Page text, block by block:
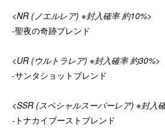
<NR (ノエルレア) ※封入確率 約10%>
-聖夜の奇跡ブレンド
<UR (ウルトラレア) ※封入確率 約30%>
-サンタショットブレンド
<SSR (スペシャルスーパーレア) ※封入
-トナカイブーストブレンド